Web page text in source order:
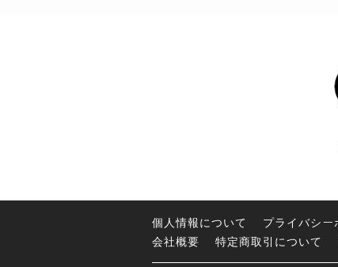
個人情報について プライバシー
会社概要
特定商取引について